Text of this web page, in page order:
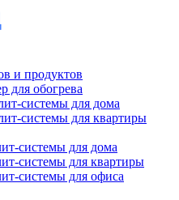
и продуктов
для обогрева
системы для дома
системы для квартиры
системы для дома
системы для квартиры
системы для офиса